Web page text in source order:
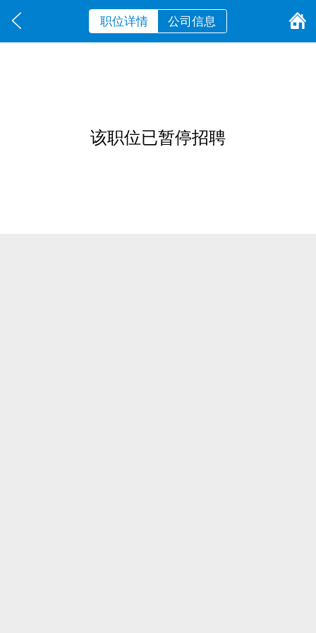
职位详情 公司信息
该职位已暂停招聘